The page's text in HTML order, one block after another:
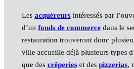
Les acquéreursintéressés par
d’un fonds de commercedans le
restauration trouveront donc
ville accueille déjà plusieurs types
que des crêperieset des pizzerias,